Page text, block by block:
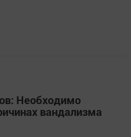
Необходимо
вандализма